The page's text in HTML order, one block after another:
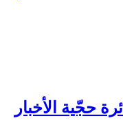
حجّية الأخبار